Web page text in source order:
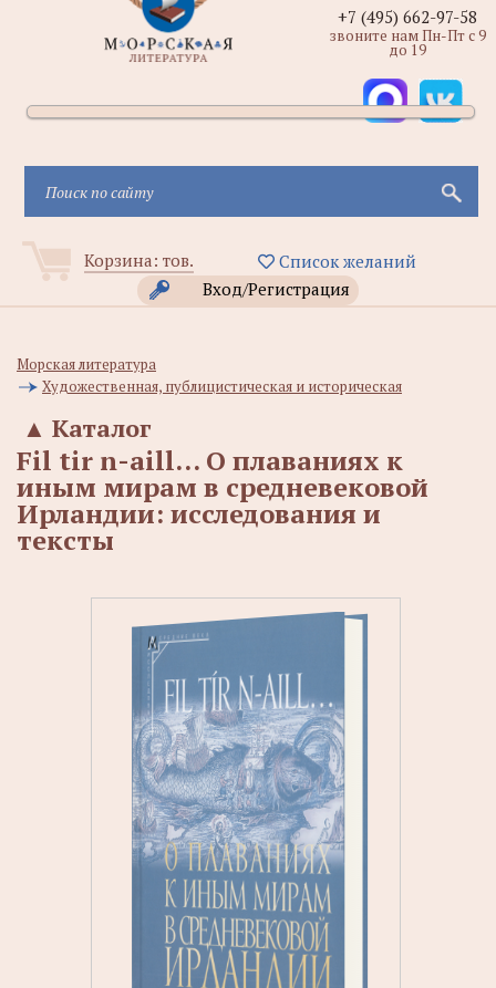
Корзина: тов.
Список желаний
Вход/Регистрация
+7 (495) 662-97-58
звоните нам Пн-Пт с 9
до 19
Морская литература
Художественная, публицистическая и историческая
Каталог
▲
Fil tir n-aill... О плаваниях к
иным мирам в средневековой
Ирландии: исследования и
тексты